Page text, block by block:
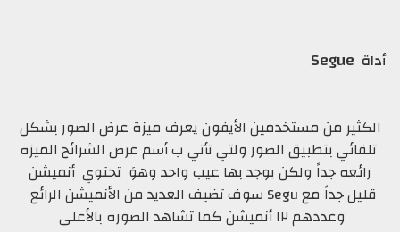
أداة Segue
الكثير من مستخدمين الأيفون يعرف ميزة عرض الصور بشكل
تلقائي بتطبيق الصور ولتي تأتي ب أسم عرض الشرائح الميزه
رائعه جداً ولكن يوجد بها عيب واحد وهوَ تحتوي أنميشن
قليل جداً مع
Segu سوف تضيف العديد من الأنميشن الرائع
وعددهم ١٢ أنميشن كما تشاهد الصوره بالأعلى